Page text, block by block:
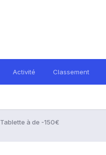
Activité Classement
Tablette à de -150€